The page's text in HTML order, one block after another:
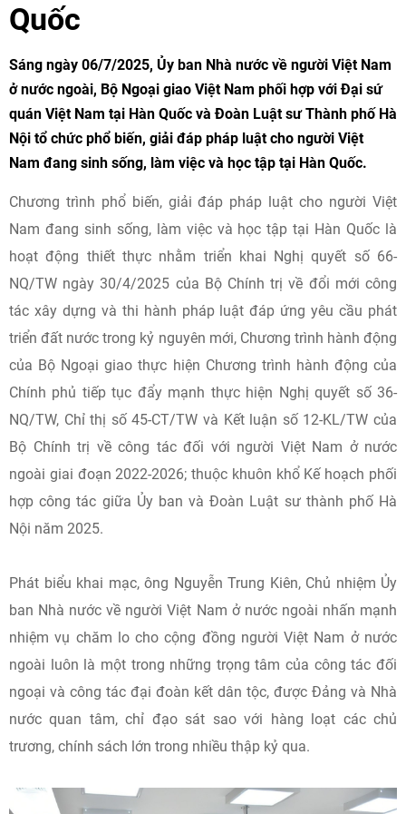
Quốc
Sáng ngày 06/7/2025, Ủy ban Nhà nước về người Việt Nam
ở nước ngoài, Bộ Ngoại giao Việt Nam phối hợp với Đại sứ
quán Việt Nam tại Hàn Quốc và Đoàn Luật sư Thành phố Hà
Nội tổ chức phổ biến, giải đáp pháp luật cho người Việt
Nam đang sinh sống, làm việc và học tập tại Hàn Quốc.
Chương trình phổ biến, giải đáp pháp luật cho người Việt
Nam đang sinh sống, làm việc và học tập tại Hàn Quốc là
hoạt động thiết thực nhằm triển khai Nghị quyết số 66-
NQ/TW ngày 30/4/2025 của Bộ Chính trị về đổi mới công
tác xây dựng và thi hành pháp luật đáp ứng yêu cầu phát
triển đất nước trong kỷ nguyên mới, Chương trình hành động
của Bộ Ngoại giao thực hiện Chương trình hành động của
Chính phủ tiếp tục đẩy mạnh thực hiện Nghị quyết số 36-
NQ/TW, Chỉ thị số 45-CT/TW và Kết luận số 12-KL/TW của
Bộ Chính trị về công tác đối với người Việt Nam ở nước
ngoài giai đoạn 2022-2026; thuộc khuôn khổ Kế hoạch phối
hợp công tác giữa Ủy ban và Đoàn Luật sư thành phố Hà
Nội năm 2025.
Phát biểu khai mạc, ông Nguyễn Trung Kiên, Chủ nhiệm Ủy
ban Nhà nước về người Việt Nam ở nước ngoài nhấn mạnh
nhiệm vụ chăm lo cho cộng đồng người Việt Nam ở nước
ngoài luôn là một trong những trọng tâm của công tác đối
ngoại và công tác đại đoàn kết dân tộc, được Đảng và Nhà
nước quan tâm, chỉ đạo sát sao với hàng loạt các chủ
trương, chính sách lớn trong nhiều thập kỷ qua.